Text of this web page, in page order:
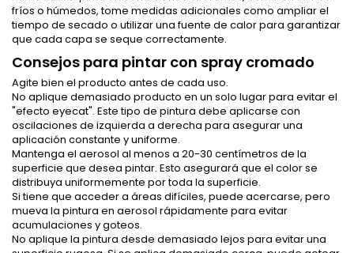
fríos o húmedos, tome medidas adicionales como ampliar el
tiempo de secado o utilizar una fuente de calor para garantizar
que cada capa se seque correctamente.
Consejos para pintar con spray cromado
Agite bien el producto antes de cada uso.
No aplique demasiado producto en un solo lugar para evitar el
"efecto eyecat". Este tipo de pintura debe aplicarse con
oscilaciones de izquierda a derecha para asegurar una
aplicación constante y uniforme.
Mantenga el aerosol al menos a 20-30 centímetros de la
superficie que desea pintar. Esto asegurará que el color se
distribuya uniformemente por toda la superficie.
Si tiene que acceder a áreas difíciles, puede acercarse, pero
mueva la pintura en aerosol rápidamente para evitar
acumulaciones y goteos.
No aplique la pintura desde demasiado lejos para evitar una